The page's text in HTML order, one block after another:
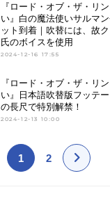
『ロード・オブ・ザ・リ
い』白の魔法使いサルマ
ット到着｜吹替には、故
氏のボイスを使用
2024-12-16 17:55
『ロード・オブ・ザ・リ
い』日本語吹替版フッテ
の長尺で特別解禁！
2024-12-13 10:00
1 2